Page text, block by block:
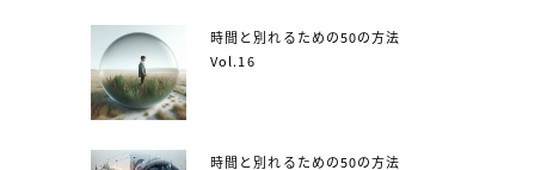
時間と別れるための50の方法
Vol.16
時間と別れるための50の方法